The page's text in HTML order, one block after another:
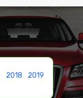
2018
2019